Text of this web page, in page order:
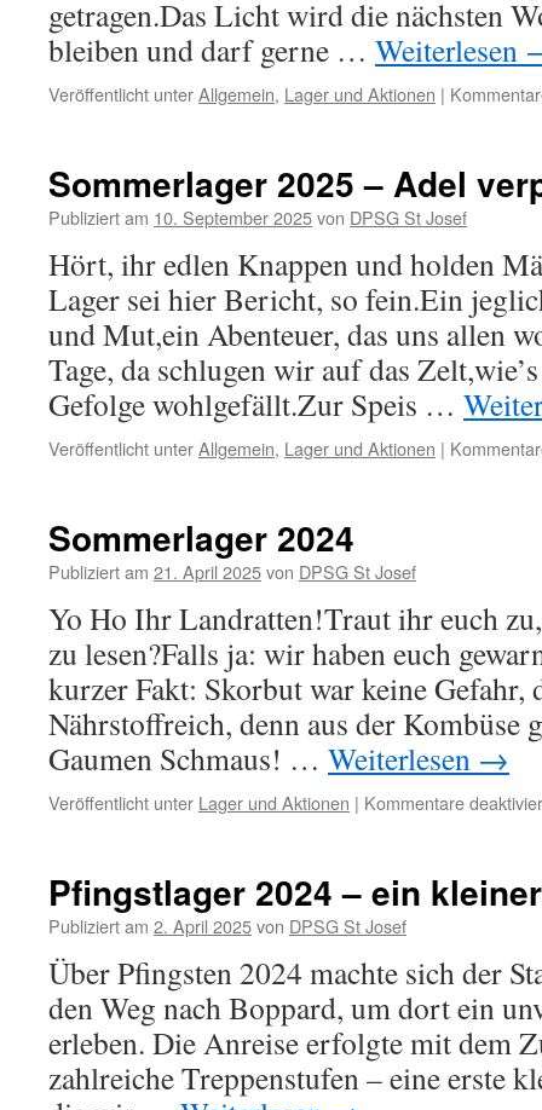
getragen.Das Licht wird die nächsten
bleiben und darf gerne … Weiterlesen
Veröffentlicht unterAllgemein, Lager und Aktionen |
Sommerlager 2025 – Adel
Publiziert am 10. September 2025von DPSG St Josef
Hört, ihr edlen Knappen und holden
Lager sei hier Bericht, so fein.Ein
und Mut,ein Abenteuer, das uns allen
Tage, da schlugen wir auf das
Gefolge wohlgefällt.Zur Speis …
Veröffentlicht unterAllgemein, Lager und Aktionen |
Sommerlager 2024
Publiziert am 21. April 2025von DPSG St Josef
Yo Ho Ihr Landratten!Traut ihr euch
zu lesen?Falls ja: wir haben euch
kurzer Fakt: Skorbut war keine Gefahr,
Nährstoffreich, denn aus der Kombüse
Gaumen Schmaus! … Weiterlesen →
Veröffentlicht unter Lager und Aktionen | Kommentare
Pfingstlager 2024 – ein
Publiziert am 2. April 2025von DPSG St Josef
Über Pfingsten 2024 machte sich der
den Weg nach Boppard, um dort ein
erleben. Die Anreise erfolgte mit dem
zahlreiche Treppenstufen – eine erste